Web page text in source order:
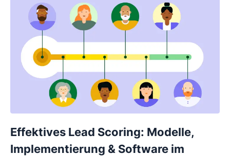
Effektives Lead Scoring: Modelle,
Implementierung & Software im